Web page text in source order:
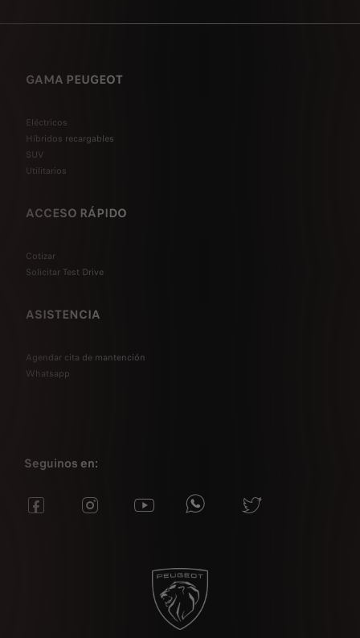
GAMA PEUGEOT
Eléctricos
Híbridos recargables
SUV
Utilitarios
ACCESO RÁPIDO
Cotizar
Solicitar Test Drive
ASISTENCIA
Agendar cita de mantención
Whatsapp
Seguinos en: